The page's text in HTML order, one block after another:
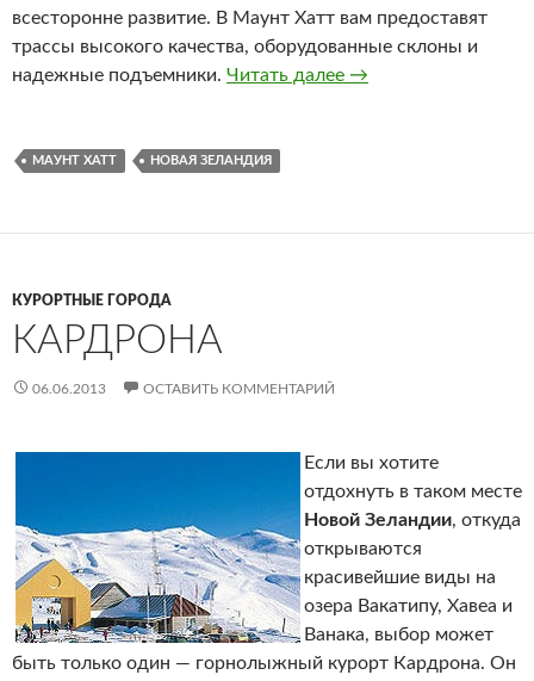
всесторонне развитие. В Маунт Хатт вам предоставят
трассы высокого качества, оборудованные склоны и
надежные подъемники. Читать далее Маунт Хатт
→
МАУНТ ХАТТ НОВАЯ ЗЕЛАНДИЯ
КУРОРТНЫЕ ГОРОДА
КАРДРОНА
06.06.2013 ОСТАВИТЬ КОММЕНТАРИЙ
Если вы хотите
отдохнуть в таком месте
Новой Зеландии, откуда
открываются
красивейшие виды на
озера Вакатипу, Хавеа и
Ванака, выбор может
быть только один — горнолыжный курорт Кардрона. Он